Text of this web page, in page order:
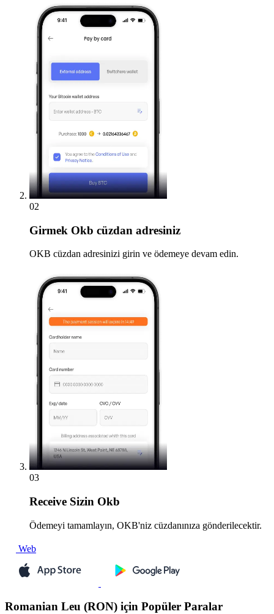
02
Girmek Okb cüzdan adresiniz
OKB cüzdan adresinizi girin ve ödemeye devam edin.
03
Receive Sizin Okb
Ödemeyi tamamlayın, OKB'niz cüzdanınıza gönderilecektir.
Web
Romanian Leu (RON) için Popüler Paralar